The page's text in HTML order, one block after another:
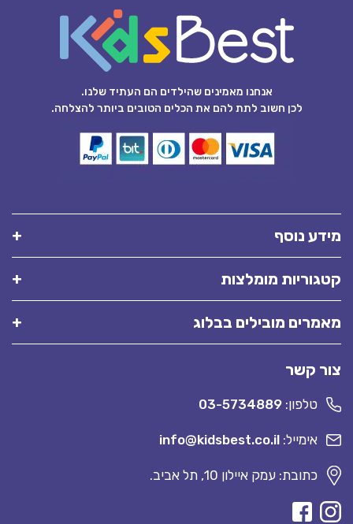
אנחנו מאמינים שהילדים הם העתיד שלנו.
לכן חשוב לתת להם את הכלים הטובים ביותר להצלחה.
מידע נוסף
קטגוריות מומלצות
מאמרים מובילים בבלוג
צור קשר
טלפון: 03-5734889
אימייל: info@kidsbest.co.il
כתובת: עמק איילון 10, תל אביב.